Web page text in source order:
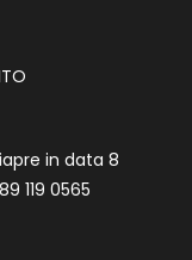
in data 8
119 0565